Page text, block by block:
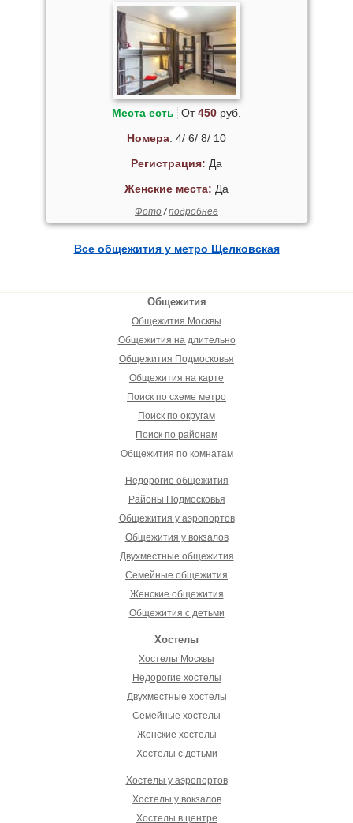
Места есть От450руб.
Номера: 4/ 6/ 8/ 10
Регистрация: Да
Женские места: Да
Фото/подробнее
Все общежития у метро Щелковская
Общежития
Общежития Москвы
Общежития на длительно
Общежития Подмосковья
Общежития на карте
Поиск по схеме метро
Поиск по округам
Поиск по районам
Общежития по комнатам
Недорогие общежития
Районы Подмосковья
Общежития у аэропортов
Общежития у вокзалов
Двухместные общежития
Семейные общежития
Женские общежития
Общежития с детьми
Хостелы
Хостелы Москвы
Недорогие хостелы
Двухместные хостелы
Семейные хостелы
Женские хостелы
Хостелы с детьми
Хостелы у аэропортов
Хостелы у вокзалов
Хостелы в центре